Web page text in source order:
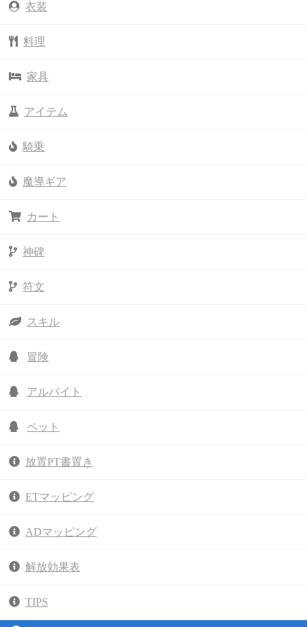
衣装
料理
家具
アイテム
騎乗
魔導ギア
カート
神碑
符文
スキル
冒険
アルバイト
ペット
放置PT書置き
ETマッピング
ADマッピング
解放効果表
TIPS